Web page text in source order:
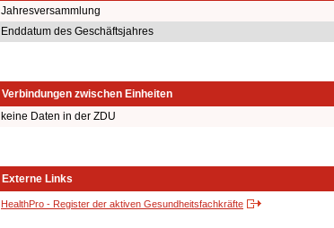
Jahresversammlung
Enddatum des Geschäftsjahres
Verbindungen zwischen Einheiten
keine Daten in der ZDU
Externe Links
HealthPro - Register der aktiven Gesundheitsfachkräfte